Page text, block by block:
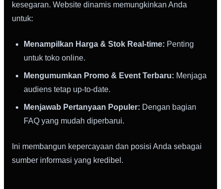
kesegaran. Website dinamis memungkinkan Anda
untuk:
Menampilkan Harga & Stok Real-time: Penting
untuk toko online.
Mengumumkan Promo & Event Terbaru: Menjaga
audiens tetap up-to-date.
Menjawab Pertanyaan Populer: Dengan bagian
FAQ yang mudah diperbarui.
Ini membangun kepercayaan dan posisi Anda sebagai
sumber informasi yang kredibel.